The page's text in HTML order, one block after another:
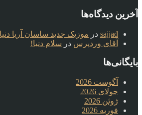
آخرین دیدگاه‌ها
sajjad در موزیک جدید ساسان آریا
آقای وردپرس در سلام دنیا!
بایگانی‌ها
آگوست 2026
جولای 2026
ژوئن 2026
فوریه 2026